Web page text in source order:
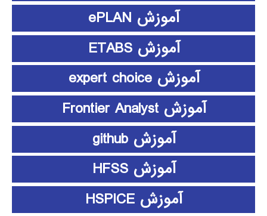
آموزش ePLAN
آموزش ETABS
آموزش expert choice
آموزش Frontier Analyst
آموزش github
آموزش HFSS
آموزش HSPICE